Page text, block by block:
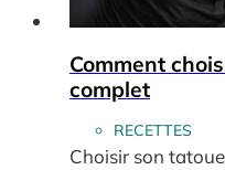
Comment
complet
RECETTES
Choisir son